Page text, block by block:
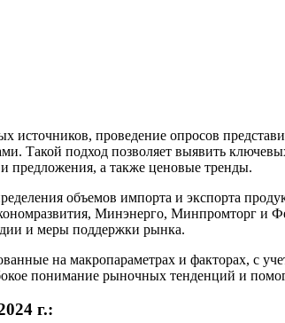
проведение опросов
Такой подход позволяет выявить
предложения, а также ценовые тренды.
объемов импорта и экспорта
Минэнерго, Минпромторг и
и меры поддержки рынка.
на макропараметрах и факторах, с
понимание рыночных тенденций и
г.: